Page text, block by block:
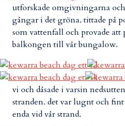
utforskade omgivningarna
gångar i det gröna. tittade på
som vattenfall och provade att
balkongen till vår bungalow.
vi och dåsade i varsin
stranden. det var lugnt och
enda vid vår strand.